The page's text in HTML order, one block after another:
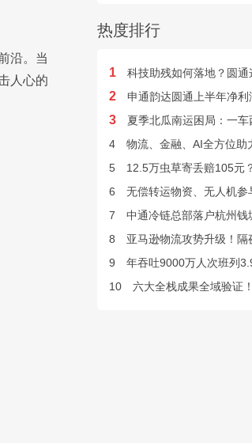
沿。当
人心的
热度排行
1 科技助残如何落地？圆
2 申通韵达圆通上半年净利润增
3
夏季北瓜南运困局：一车西瓜成
4
物流、金融、AI全方位助力
5
12.5万虫草寄丢赔105元？律师
6
无偿转运物资、无人机参与消杀
7
中通冷链总部落户杭州钱塘 筑
8
亚马逊物流攻势升级！隔夜配送
9
年吞吐9000万人次班列3.9万列
10
六大全栈成果全域验证！圆通